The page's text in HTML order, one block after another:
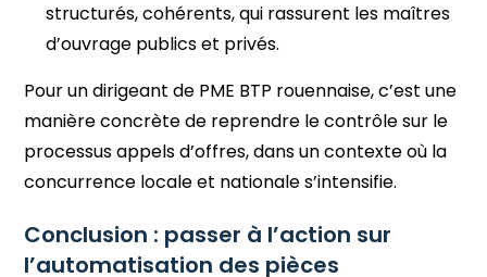
structurés, cohérents, qui rassurent les maîtres
d’ouvrage publics et privés.
Pour un dirigeant de PME BTP rouennaise, c’est une
manière concrète de reprendre le contrôle sur le
processus appels d’offres, dans un contexte où la
concurrence locale et nationale s’intensifie.
Conclusion : passer à l’action sur
l’automatisation des pièces